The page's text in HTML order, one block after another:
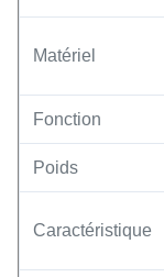
Matériel
Fonction
Poids
Caractéristique